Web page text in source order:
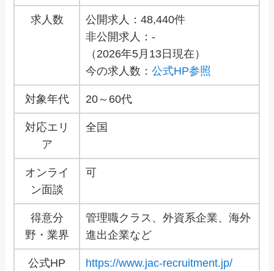
求人数
公開求人：48,440件
非公開求人：-
（2026年5月13日現在）
今の求人数：公式HP参照
対象年代 20～60代
対応エリ
ア
全国
オンライ
ン面談
可
得意分
野・業界
管理職クラス、外資系企業、海外
進出企業など
公式HP https://www.jac-recruitment.jp/